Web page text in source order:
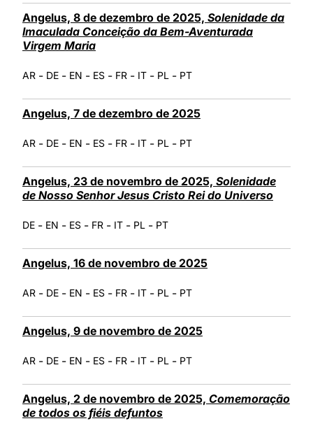
Angelus, 8 de dezembro de 2025, Solenidade da
Imaculada Conceição da Bem-Aventurada
Virgem Maria
AR - DE - EN - ES - FR - IT - PL - PT
Angelus, 7 de dezembro de 2025
AR - DE - EN - ES - FR - IT - PL - PT
Angelus, 23 de novembro de 2025, Solenidade
de Nosso Senhor Jesus Cristo Rei do Universo
DE - EN - ES - FR - IT - PL - PT
Angelus, 16 de novembro de 2025
AR - DE - EN - ES - FR - IT - PL - PT
Angelus, 9 de novembro de 2025
AR - DE - EN - ES - FR - IT - PL - PT
Angelus, 2 de novembro de 2025, Comemoração
de todos os fiéis defuntos